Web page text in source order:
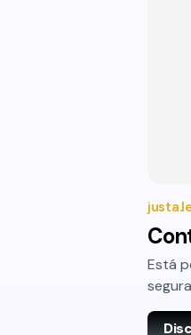
Está